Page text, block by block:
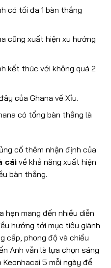
có tối đa 1 bàn thắng
cũng xuất hiện xu hướng
kết thúc với không quá 2
của Ghana về Xỉu.
có tổng bàn thắng là
cố thêm nhận định của
cáivề khả năng xuất hiện
bàn thắng.
hẹn mang đến nhiều diễn
hướng tới mục tiêu giành
cấp, phong độ và chiều
Anh vẫn là lựa chọn sáng
5 mỗi ngày để